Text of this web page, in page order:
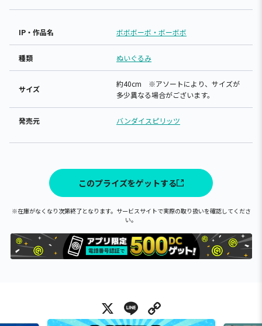
IP・作品名 ボボボーボ・ボーボボ
種類 ぬいぐるみ
サイズ
約40cm ※アソートにより、サイズが
多少異なる場合がございます。
発売元 バンダイスピリッツ
このプライズをゲットする
※在庫がなくなり次第終了となります。サービスサイトで実際の取り扱いを確認してくださ
い。
X Line